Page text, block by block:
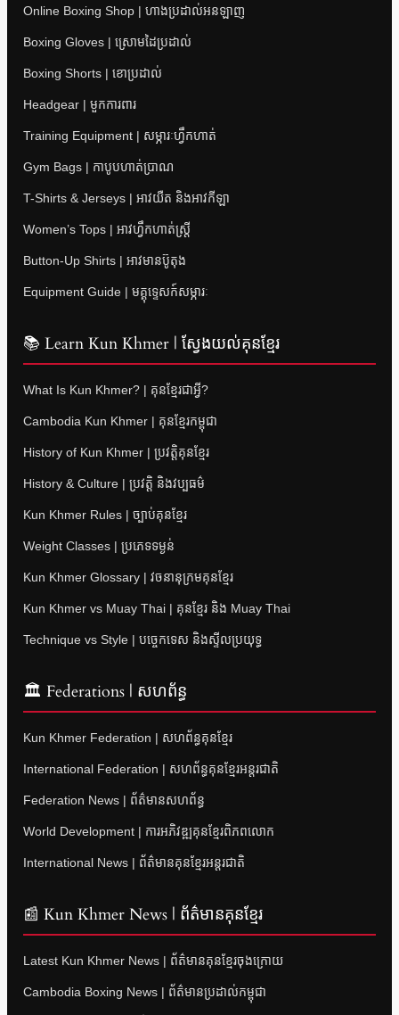
Online Boxing Shop | ហាងប្រដាល់អនឡាញ
Boxing Gloves | ស្រោមដៃប្រដាល់
Boxing Shorts | ខោប្រដាល់
Headgear | មួកការពារ
Training Equipment | សម្ភារៈហ្វឹកហាត់
Gym Bags | កាបូបហាត់ប្រាណ
T-Shirts & Jerseys | អាវយឺត និងអាវកីឡា
Women’s Tops | អាវហ្វឹកហាត់ស្ត្រី
Button-Up Shirts | អាវមានប៊ូតុង
Equipment Guide | មគ្គុទ្ទេសក៍សម្ភារៈ
📚 Learn Kun Khmer | ស្វែងយល់គុនខ្មែរ
What Is Kun Khmer? | គុនខ្មែរជាអ្វី?
Cambodia Kun Khmer | គុនខ្មែរកម្ពុជា
History of Kun Khmer | ប្រវត្តិគុនខ្មែរ
History & Culture | ប្រវត្តិ និងវប្បធម៌
Kun Khmer Rules | ច្បាប់គុនខ្មែរ
Weight Classes | ប្រភេទទម្ងន់
Kun Khmer Glossary | វចនានុក្រមគុនខ្មែរ
Kun Khmer vs Muay Thai | គុនខ្មែរ និង Muay Thai
Technique vs Style | បច្ចេកទេស និងស្ទីលប្រយុទ្ធ
🏛 Federations | សហព័ន្ធ
Kun Khmer Federation | សហព័ន្ធគុនខ្មែរ
International Federation | សហព័ន្ធគុនខ្មែរអន្តរជាតិ
Federation News | ព័ត៌មានសហព័ន្ធ
World Development | ការអភិវឌ្ឍគុនខ្មែរពិភពលោក
International News | ព័ត៌មានគុនខ្មែរអន្តរជាតិ
📰 Kun Khmer News | ព័ត៌មានគុនខ្មែរ
Latest Kun Khmer News | ព័ត៌មានគុនខ្មែរចុងក្រោយ
Cambodia Boxing News | ព័ត៌មានប្រដាល់កម្ពុជា